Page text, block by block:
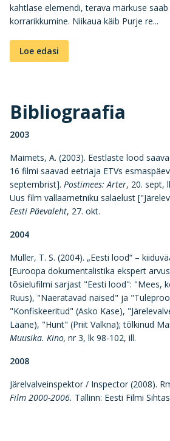
kahtlase elemendi, terava märkuse saab
korrarikkumine. Niikaua käib Purje re...
Loe edasi
Bibliograafia
2003
Maimets, A. (2003). Eestlaste lood
16 filmi saavad eetriaja ETVs
septembrist]. Postimees: Arter, 20. sept,
Uus film vallaametniku salaelust
Eesti Päevaleht, 27. okt.
2004
Müller, T. S. (2004). „Eesti lood“ –
[Euroopa dokumentalistika ekspert
tõsielufilmi sarjast "Eesti lood": "Mees,
Ruus), "Naeratavad naised" ja
"Konfiskeeritud" (Asko Kase),
Lääne), "Hunt" (Priit Valkna); tõlkinud
Muusika. Kino, nr 3, lk 98-102, ill.
2008
Järelvalveinspektor / Inspector (2008).
Film 2000-2006. Tallinn: Eesti Filmi